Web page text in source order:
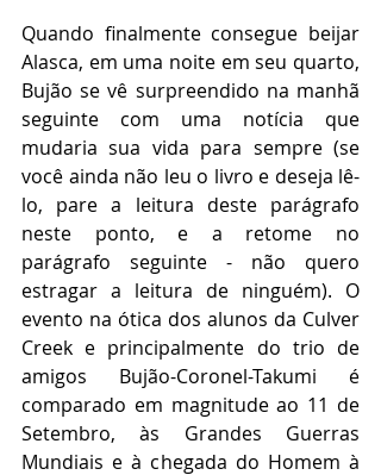
Quando finalmente consegue beijar
Alasca, em uma noite em seu quarto,
Bujão se vê surpreendido na manhã
seguinte com uma notícia que
mudaria sua vida para sempre (se
você ainda não leu o livro e deseja lê-
lo, pare a leitura deste parágrafo
neste ponto, e a retome no
parágrafo seguinte - não quero
estragar a leitura de ninguém). O
evento na ótica dos alunos da Culver
Creek e principalmente do trio de
amigos Bujão-Coronel-Takumi é
comparado em magnitude ao 11 de
Setembro, às Grandes Guerras
Mundiais e à chegada do Homem à